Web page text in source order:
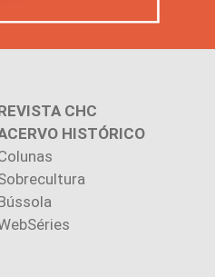
CHC
HISTÓRICO